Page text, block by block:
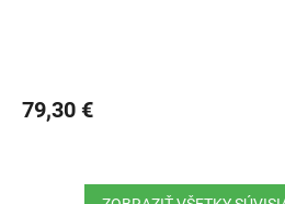
79,30 €